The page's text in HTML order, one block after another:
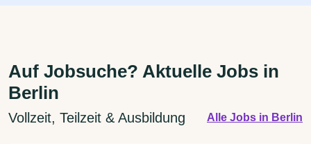
Auf Jobsuche? Aktuelle Jobs in
Berlin
Vollzeit, Teilzeit & Ausbildung Alle Jobs in Berlin